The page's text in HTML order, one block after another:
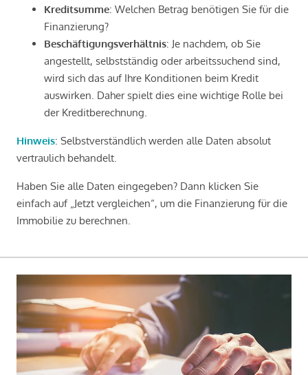
Kreditsumme: Welchen Betrag benötigen Sie für die
Finanzierung?
Beschäftigungsverhältnis: Je nachdem, ob Sie
angestellt, selbstständig oder arbeitssuchend sind,
wird sich das auf Ihre Konditionen beim Kredit
auswirken. Daher spielt dies eine wichtige Rolle bei
der Kreditberechnung.
Hinweis: Selbstverständlich werden alle Daten absolut
vertraulich behandelt.
Haben Sie alle Daten eingegeben? Dann klicken Sie
einfach auf „Jetzt vergleichen“, um die Finanzierung für die
Immobilie zu berechnen.